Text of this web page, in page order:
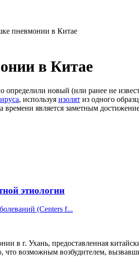
пневмонии в Китае
в Китае
определили новый (или ранее не
, используя изолят из одного
времени является заметным
этиологии
(Centers f...
в г. Ухань, предоставленная
что возможным возбудителем,